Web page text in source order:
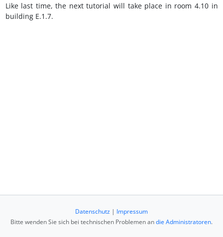
Like last time, the next tutorial will take place in room 4.10 in
building E.1.7.
Datenschutz | Impressum
Bitte wenden Sie sich bei technischen Problemen andie Administratoren.